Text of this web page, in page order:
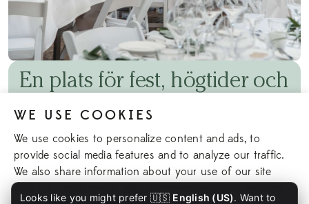
En plats för fest, högtider och
viktiga tillställningar
Låt Aspenäs Herrgård stå för inramningen till ett
oförglömligt dag eller kväll. Herrgården är en fantastisk
plats med sitt sjönära läge, grönskande omgivningar
och vackra rum för fest och boende.
WE USE COOKIES
We use cookies to personalize content and ads, to
provide social media features and to analyze our traffic.
We also share information about your use of our site
with our social media, advertising and analytics partners.
Looks like you might prefer 🇺🇸 English (US). Want to